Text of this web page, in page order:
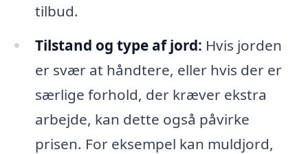
tilbud.
Tilstand og type af jord: Hvis jorden
er svær at håndtere, eller hvis der er
særlige forhold, der kræver ekstra
arbejde, kan dette også påvirke
prisen. For eksempel kan muldjord,